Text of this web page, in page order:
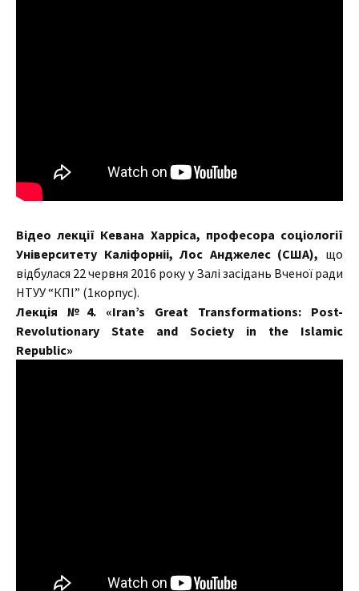
Відеолекції Кевана Харріса, професора соціології
Університету Каліфорніі, Лос Анджелес (США), що
відбулася 22 червня 2016 року у Залі засідань Вченої ради
НТУУ “КПІ” (1корпус).
Лекція №4. «Iran’s Great Transformations: Post-
Revolutionary State and Society in the Islamic
Republic»